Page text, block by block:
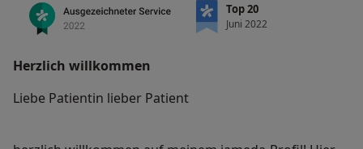
Top 20
Juni 2022
Herzlich willkommen
Liebe Patientin lieber Patient